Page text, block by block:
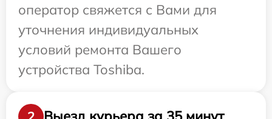
оператор свяжется с Вами для
уточнения индивидуальных
условий ремонта Вашего
устройства Toshiba.